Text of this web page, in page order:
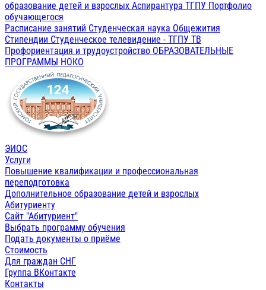
образование детей и взрослых Аспирантура ТГПУ Портфолио
обучающегося
Расписание занятий Студенческая наука Общежития
Стипендии Студенческое телевидение - ТГПУ ТВ
Профориентация и трудоустройство ОБРАЗОВАТЕЛЬНЫЕ
ПРОГРАММЫ НОКО
ЭИОС
Услуги
Повышение квалификации и профессиональная
переподготовка
Дополнительное образование детей и взрослых
Абитуриенту
Сайт "Абитуриент"
Выбрать программу обучения
Подать документы о приёме
Стоимость
Для граждан СНГ
Группа ВКонтакте
Контакты